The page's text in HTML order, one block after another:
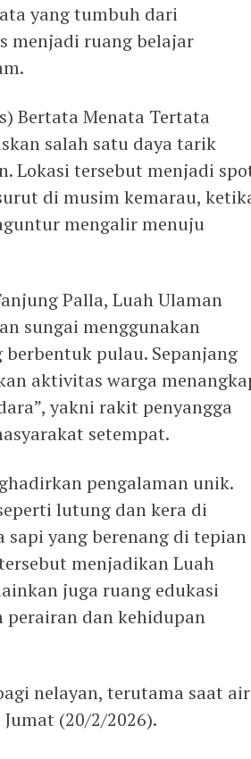
yang tumbuh dari
menjadi ruang belajar
Bertata Menata Tertata
salah satu daya tarik
Lokasi tersebut menjadi
di musim kemarau,
mengalir menuju
Palla, Luah Ulaman
sungai menggunakan
pulau. Sepanjang
aktivitas warga
yakni rakit penyangga
setempat.
pengalaman unik.
lutung dan kera di
sapi yang berenang di tepian
menjadikan Luah
juga ruang edukasi
perairan dan kehidupan
nelayan, terutama saat air
(20/2/2026).